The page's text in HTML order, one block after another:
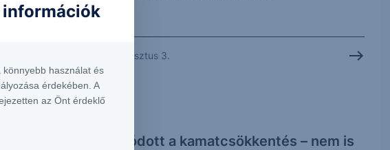
2026. augusztus 3.
Folytatódott a kamatcsökkentés – nem is
használat és
érdekében. A
az Önt érdeklő